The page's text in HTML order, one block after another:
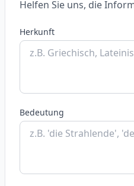
Helfen Sie uns, die
Herkunft
Bedeutung